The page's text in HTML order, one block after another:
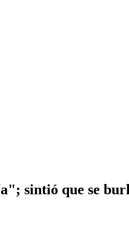
sintió que se